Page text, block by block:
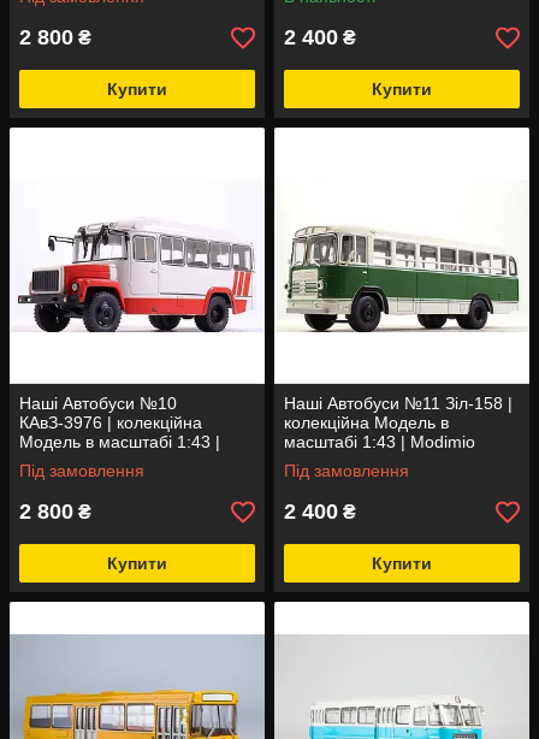
2 800 ₴
Купити
2 400 ₴
Купити
Наші Автобуси №10
КАвЗ-3976 | колекційна
Модель в масштабі 1:43 |
Modimio
Під замовлення
2 800 ₴
Купити
Наші Автобуси №11 Зіл-158 |
колекційна Модель в
масштабі 1:43 | Modimio
Під замовлення
2 400 ₴
Купити